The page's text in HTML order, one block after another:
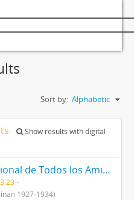
Sort by: Alphabetic
Show results with digital
Unión Internacional de Todos los Amigos (VITA-México)
1927-1934)